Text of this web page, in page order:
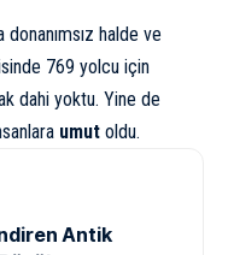
halde ve
769 yolcu için
dahi yoktu. Yine de
umut oldu.
Antik